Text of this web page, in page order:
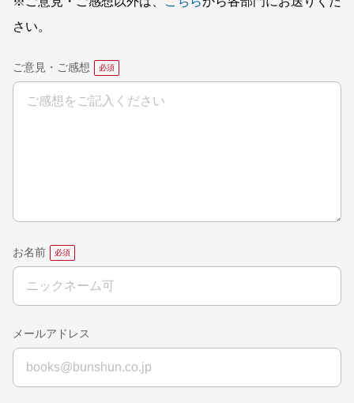
さい。
ご意見・ご感想
お名前
メールアドレス